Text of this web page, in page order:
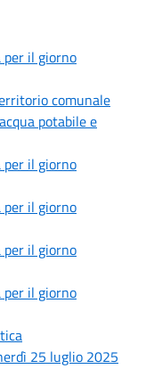
per il giorno
comunale
potabile e
per il giorno
per il giorno
per il giorno
per il giorno
25 luglio 2025